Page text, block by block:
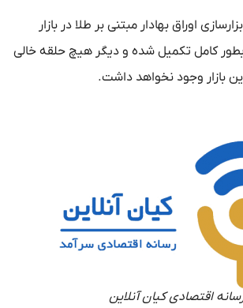
اوراق بهادار مبتنی بر طلا در بازار
کامل تکمیل شده و دیگر هیچ حلقه خالی
بازار وجود نخواهد داشت.
اقتصادی کیان آنلاین